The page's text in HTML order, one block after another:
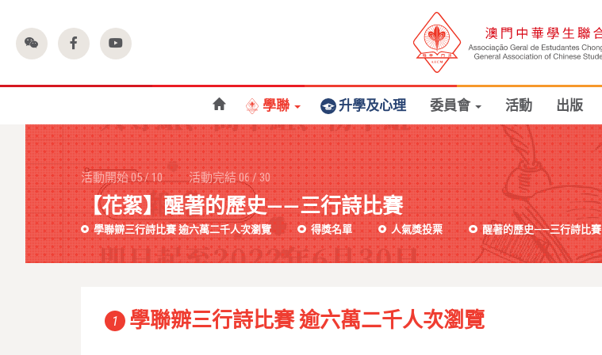
學聯 升學及心理 委員會 活動 出版
活動開始05/10 活動完結06/30
【花絮】醒著的歷史——三行詩比賽
學聯辧三行詩比賽 逾六萬二千人次瀏覽 得獎名單 人氣獎投票 醒著的歷史——三行詩比賽
1 學聯辧三行詩比賽 逾六萬二千人次瀏覽